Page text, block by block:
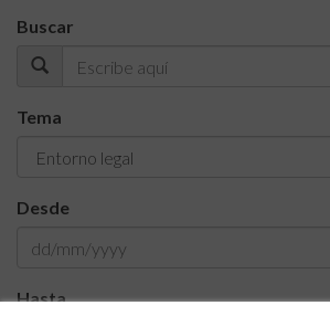
Buscar
Tema
Desde
Hasta